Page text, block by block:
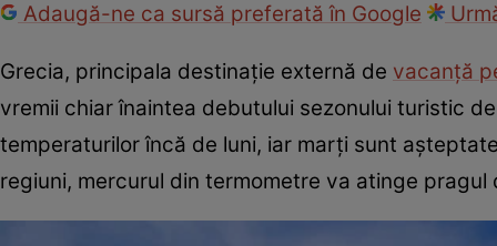
Adaugă-ne ca sursă preferată în Google
Grecia, principala destinație externă de vacanță
vremii chiar înaintea debutului sezonului turistic
temperaturilor încă de luni, iar marți sunt
regiuni, mercurul din termometre va atinge